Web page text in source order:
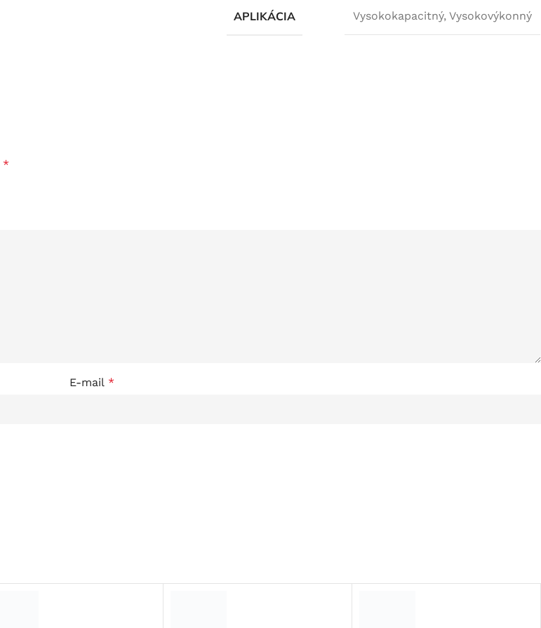
APLIKÁCIA Vysokokapacitný, Vysokovýkonný
*
E-mail *